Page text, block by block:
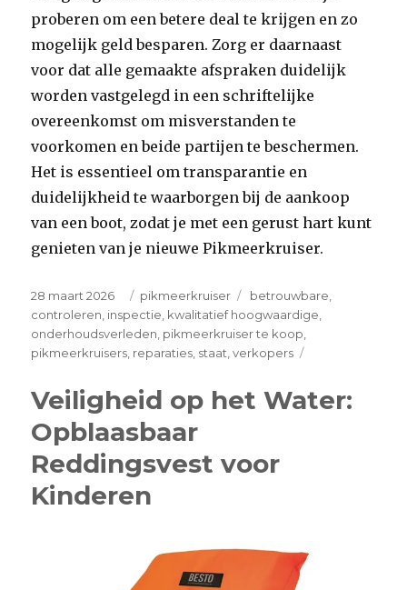
proberen om een betere deal te krijgen en zo
mogelijk geld besparen. Zorg er daarnaast
voor dat alle gemaakte afspraken duidelijk
worden vastgelegd in een schriftelijke
overeenkomst om misverstanden te
voorkomen en beide partijen te beschermen.
Het is essentieel om transparantie en
duidelijkheid te waarborgen bij de aankoop
van een boot, zodat je met een gerust hart kunt
genieten van je nieuwe Pikmeerkruiser.
Posted
on
28 maart 2026 Categories
pikmeerkruiser Tags
betrouwbare
controleren inspectie kwalitatief hoogwaardige
onderhoudsverleden pikmeerkruiser te koop
pikmeerkruisers reparaties staat ,verkopers
te
koop:
Veiligheid op het Water:
Opblaasbaar
Reddingsvest voor
Kinderen